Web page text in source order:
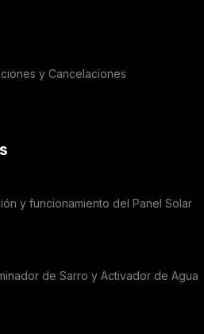
y Cancelaciones
y funcionamiento del Panel Solar
de Sarro y Activador de Agua